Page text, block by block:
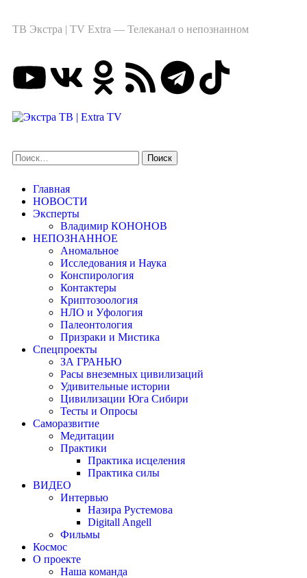
ТВ Экстра | TV Extra — Телеканал о непознанном
Главная
НОВОСТИ
Эксперты
Владимир КОНОНОВ
НЕПОЗНАННОЕ
Аномальное
Исследования и Наука
Конспирология
Контактеры
Криптозоология
НЛО и Уфология
Палеонтология
Призраки и Мистика
Спецпроекты
ЗА ГРАНЬЮ
Расы внеземных цивилизаций
Удивительные истории
Цивилизации Юга Сибири
Тесты и Опросы
Саморазвитие
Медитации
Практики
Практика исцеления
Практика силы
ВИДЕО
Интервью
Назира Рустемова
Digitall Angell
Фильмы
Космос
О проекте
Наша команда